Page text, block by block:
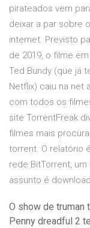
pirateados vem
deixar a par sobre
internet. Previsto
de 2019, o filme
Ted Bundy (que já
Netflix) caiu na net
com todos os
site TorrentFreak
filmes mais
torrent. O relatório
rede BitTorrent,
assunto é
O show de truman
Penny dreadful 2